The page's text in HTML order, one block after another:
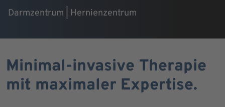
Darmzentrum | Hernienzentrum
Minimal-invasive Therapie
mit maximaler Expertise.